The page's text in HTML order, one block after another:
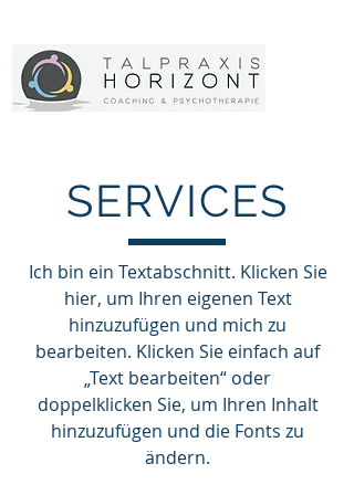
SERVICES
Ich bin ein Textabschnitt. Klicken Sie
hier, um Ihren eigenen Text
hinzuzufügen und mich zu
bearbeiten. Klicken Sie einfach auf
„Text bearbeiten“ oder
doppelklicken Sie, um Ihren Inhalt
hinzuzufügen und die Fonts zu
ändern.